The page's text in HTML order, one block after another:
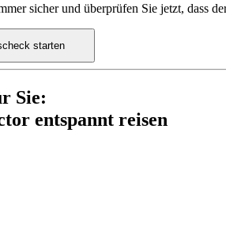
sicher und überprüfen Sie jetzt, dass
starten
Sie:
entspannt reisen